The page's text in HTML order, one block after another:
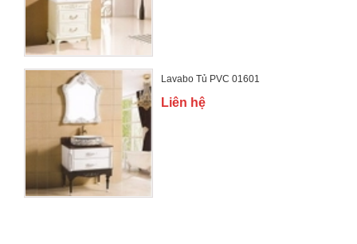
Lavabo Tủ PVC 01601
Liên hệ